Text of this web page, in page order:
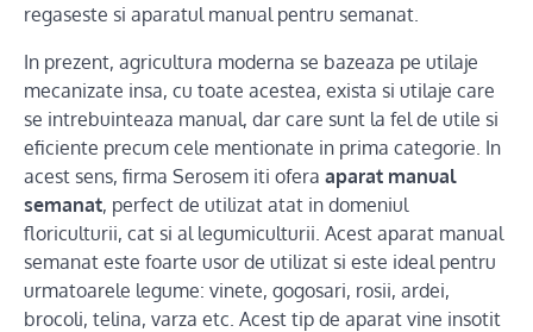
regaseste si aparatul manual pentru semanat.
In prezent, agricultura moderna se bazeaza pe utilaje
mecanizate insa, cu toate acestea, exista si utilaje care
se intrebuinteaza manual, dar care sunt la fel de utile si
eficiente precum cele mentionate in prima categorie. In
acest sens, firma Serosem iti ofera aparat manual
semanat, perfect de utilizat atat in domeniul
floriculturii, cat si al legumiculturii. Acest aparat manual
semanat este foarte usor de utilizat si este ideal pentru
urmatoarele legume: vinete, gogosari, rosii, ardei,
brocoli, telina, varza etc. Acest tip de aparat vine insotit